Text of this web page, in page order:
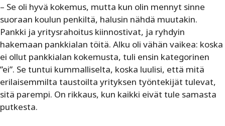
– Se oli hyvä kokemus, mutta kun olin mennyt sinne
suoraan koulun penkiltä, halusin nähdä muutakin.
Pankki ja yritysrahoitus kiinnostivat, ja ryhdyin
hakemaan pankkialan töitä. Alku oli vähän vaikea: koska
ei ollut pankkialan kokemusta, tuli ensin kategorinen
”ei”. Se tuntui kummalliselta, koska luulisi, että mitä
erilaisemmilta taustoilta yrityksen työntekijät tulevat,
sitä parempi. On rikkaus, kun kaikki eivät tule samasta
putkesta.